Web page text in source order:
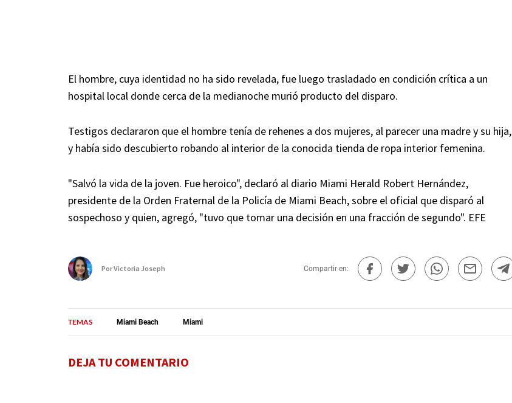
El hombre, cuya identidad no ha sido revelada, fue luego trasladado en condición crítica a un
hospital local donde cerca de la medianoche murió producto del disparo.
Testigos declararon que el hombre tenía de rehenes a dos mujeres, al parecer una madre y su hija,
y había sido descubierto robando al interior de la conocida tienda de ropa interior femenina.
"Salvó la vida de la joven. Fue heroico", declaró al diario Miami Herald Robert Hernández,
presidente de la Orden Fraternal de la Policía de Miami Beach, sobre el oficial que disparó al
sospechoso y quien, agregó, "tuvo que tomar una decisión en una fracción de segundo". EFE
PorVictoria Joseph Compartir en:
TEMAS Miami Beach Miami
DEJA TU COMENTARIO